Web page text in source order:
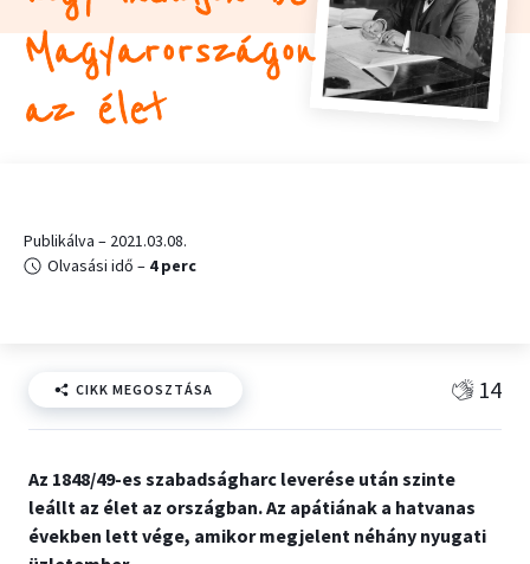
Magyarországon
az élet
Publikálva – 2021.03.08.
Olvasási idő – 4 perc
CIKK MEGOSZTÁSA 14
Az 1848/49-es szabadságharc leverése után szinte
leállt az élet az országban. Az apátiának a hatvanas
években lett vége, amikor megjelent néhány nyugati